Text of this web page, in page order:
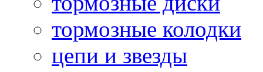
тормозные колодки
цепи и звезды